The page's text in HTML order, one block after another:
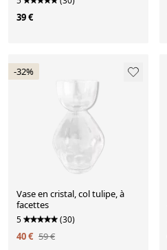
39 €
-32%
Vase en cristal, col tulipe, à
facettes
5 (30)
40 € 59 €